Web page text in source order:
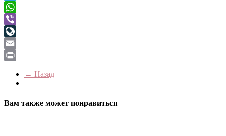
Telegram
WhatsApp
Viber
LiveJournal
Email
← Назад
Вам также может понравиться